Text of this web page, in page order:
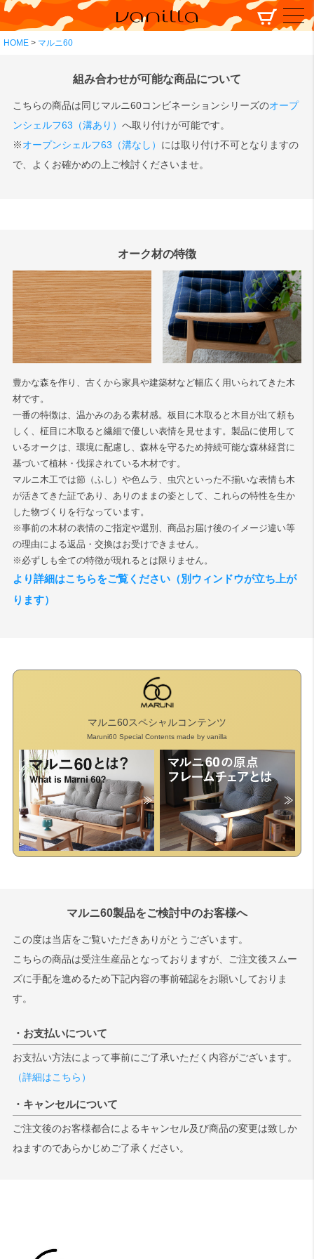
HOME マルニ60
検索
組み合わせが可能な商品について
こちらの商品は同じマルニ60コンビネーションシリーズのオープ
ンシェルフ63（溝あり） へ取り付けが可能です。
※オープンシェルフ63（溝なし） には取り付け不可となりますの
で、よくお確かめの上ご検討くださいませ。
オーク材の特徴
豊かな森を作り、古くから家具や建築材など幅広く用いられてきた木
材です。
一番の特徴は、温かみのある素材感。板目に木取ると木目が出て頼も
しく、柾目に木取ると繊細で優しい表情を見せます。製品に使用して
いるオークは、環境に配慮し、森林を守るため持続可能な森林経営に
基づいて植林・伐採されている木材です。
マルニ木工では節（ふし）や色ムラ、虫穴といった不揃いな表情も木
が活きてきた証であり、ありのままの姿として、これらの特性を生か
した物づくりを行なっています。
※事前の木材の表情のご指定や選別、商品お届け後のイメージ違い等
の理由による返品・交換はお受けできません。
※必ずしも全ての特徴が現れるとは限りません。
より詳細はこちらをご覧ください（別ウィンドウが立ち上が
ります）
マルニ60スペシャルコンテンツ
Maruni60 Special Contents made by vanilla
マルニ60製品をご検討中のお客様へ
この度は当店をご覧いただきありがとうございます。
こちらの商品は受注生産品となっておりますが、ご注文後スムー
ズに手配を進めるため下記内容の事前確認をお願いしておりま
す。
・お支払いについて
お支払い方法によって事前にご了承いただく内容がございます。
（詳細はこちら）
・キャンセルについて
ご注文後のお客様都合によるキャンセル及び商品の変更は致しか
ねますのであらかじめご了承ください。